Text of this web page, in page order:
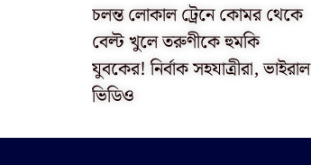
চলন্ত লোকাল ট্রেনে কোমর থেকে
বেল্ট খুলে তরুণীকে হুমকি
যুবকের! নির্বাক সহযাত্রীরা, ভাইরাল
ভিডিও